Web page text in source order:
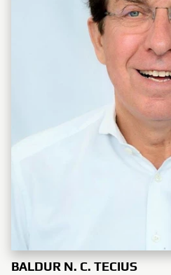
BALDUR N. C. TECIUS